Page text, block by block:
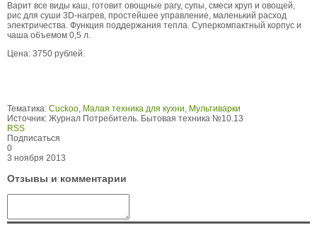
Варит все виды каш, готовит овощные рагу, супы, смеси круп и овощей,
рис для суши 3D-нагрев, простейшее управление, маленький расход
электричества. Функция поддержания тепла. Суперкомпактный корпус и
чаша объемом 0,5 л.
Цена: 3750 рублей.
Тематика: Cuckoo, Малая техника для кухни, Мультиварки
Источник: Журнал Потребитель. Бытовая техника №10.13
RSS
Подписаться
0
3 ноября 2013
Отзывы и комментарии